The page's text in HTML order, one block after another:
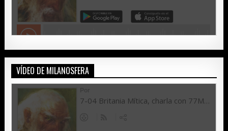
VÍDEO DE MILANOSFERA